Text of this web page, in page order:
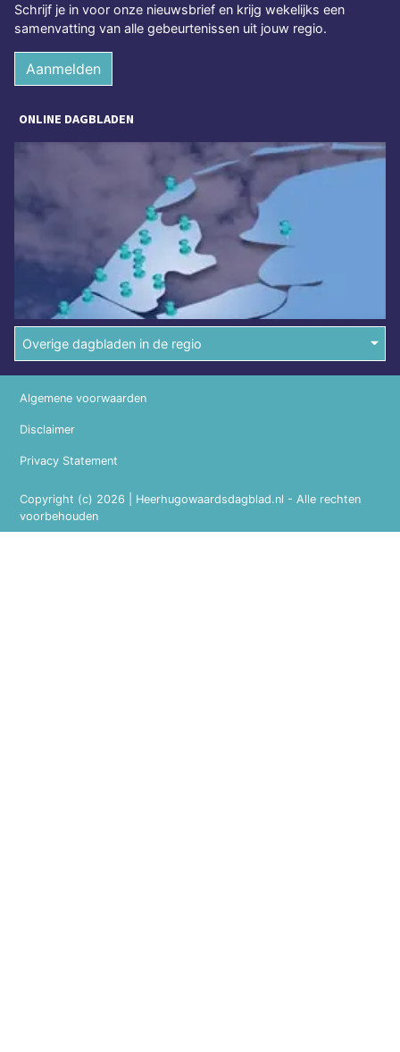
Schrijf je in voor onze nieuwsbrief en krijg wekelijks een
samenvatting van alle gebeurtenissen uit jouw regio.
Aanmelden
ONLINE DAGBLADEN
Overige dagbladen in de regio
Copyright (c) 2026 | Heerhugowaardsdagblad.nl - Alle rechten
voorbehouden
Algemene voorwaarden
Disclaimer
Privacy Statement